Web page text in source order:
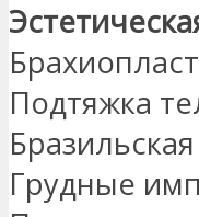
Подтяжка
Грудные